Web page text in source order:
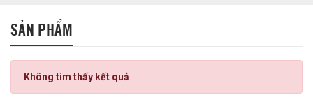
SẢN PHẨM
Không tìm thấy kết quả